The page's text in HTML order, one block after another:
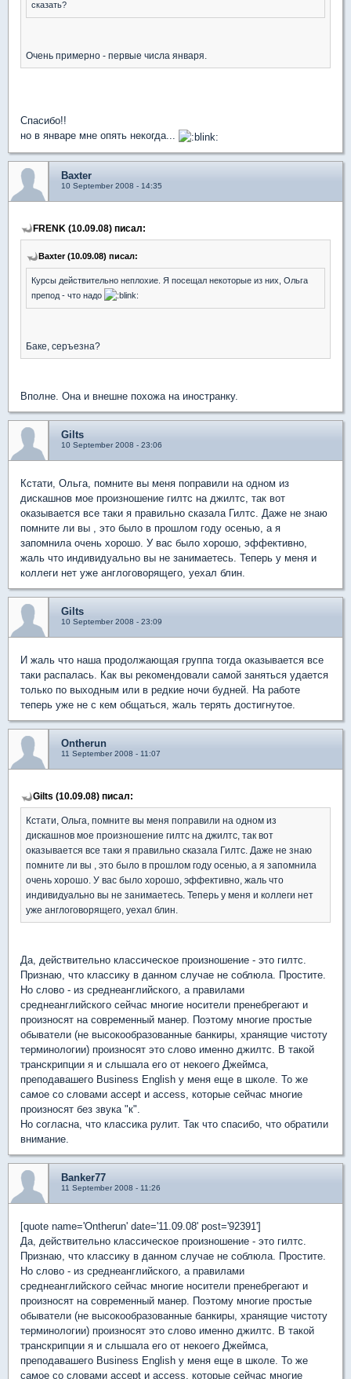
сказать?
Очень примерно - первые числа января.
Спасибо!!
но в январе мне опять некогда...
Baxter
10 September 2008 - 14:35
FRENK (10.09.08) писал:
Baxter (10.09.08) писал:
Курсы действительно неплохие. Я посещал некоторые из них, Ольга
препод - что надо
Баке, серъезна?
Вполне. Она и внешне похожа на иностранку.
Gilts
10 September 2008 - 23:06
Кстати, Ольга, помните вы меня поправили на одном из
дискашнов мое произношение гилтс на джилтс, так вот
оказывается все таки я правильно сказала Гилтс. Даже не знаю
помните ли вы , это было в прошлом году осенью, а я
запомнила очень хорошо. У вас было хорошо, эффективно,
жаль что индивидуально вы не занимаетесь. Теперь у меня и
коллеги нет уже англоговорящего, уехал блин.
Gilts
10 September 2008 - 23:09
И жаль что наша продолжающая группа тогда оказывается все
таки распалась. Как вы рекомендовали самой заняться удается
только по выходным или в редкие ночи будней. На работе
теперь уже не с кем общаться, жаль терять достигнутое.
Ontherun
11 September 2008 - 11:07
Gilts (10.09.08) писал:
Кстати, Ольга, помните вы меня поправили на одном из
дискашнов мое произношение гилтс на джилтс, так вот
оказывается все таки я правильно сказала Гилтс. Даже не знаю
помните ли вы , это было в прошлом году осенью, а я запомнила
очень хорошо. У вас было хорошо, эффективно, жаль что
индивидуально вы не занимаетесь. Теперь у меня и коллеги нет
уже англоговорящего, уехал блин.
Да, действительно классическое произношение - это гилтс.
Признаю, что классику в данном случае не соблюла. Простите.
Но слово - из среднеанглийского, а правилами
среднеанглийского сейчас многие носители пренебрегают и
произносят на современный манер. Поэтому многие простые
обыватели (не высокообразованные банкиры, хранящие чистоту
терминологии) произносят это слово именно джилтс. В такой
транскрипции я и слышала его от некоего Джеймса,
преподавашего Business English у меня еще в школе. То же
самое со словами accept и access, которые сейчас многие
произносят без звука "к".
Но согласна, что классика рулит. Так что спасибо, что обратили
внимание.
Banker77
11 September 2008 - 11:26
[quote name='Ontherun' date='11.09.08' post='92391']
Да, действительно классическое произношение - это гилтс.
Признаю, что классику в данном случае не соблюла. Простите.
Но слово - из среднеанглийского, а правилами
среднеанглийского сейчас многие носители пренебрегают и
произносят на современный манер. Поэтому многие простые
обыватели (не высокообразованные банкиры, хранящие чистоту
терминологии) произносят это слово именно джилтс. В такой
транскрипции я и слышала его от некоего Джеймса,
преподавашего Business English у меня еще в школе. То же
самое со словами accept и access, которые сейчас многие